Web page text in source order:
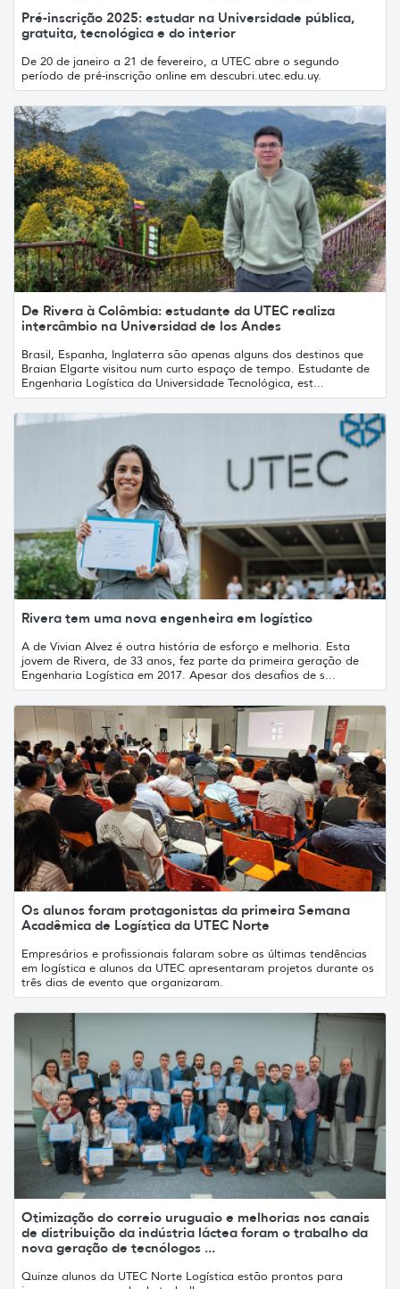
Pré-inscrição 2025: estudar na Universidade pública,
gratuita, tecnológica e do interior
De 20 de janeiro a 21 de fevereiro, a UTEC abre o segundo
período de pré-inscrição online em descubri.utec.edu.uy.
De Rivera à Colômbia: estudante da UTEC realiza
intercâmbio na Universidad de los Andes
Brasil, Espanha, Inglaterra são apenas alguns dos destinos que
Braian Elgarte visitou num curto espaço de tempo. Estudante de
Engenharia Logística da Universidade Tecnológica, est...
Rivera tem uma nova engenheira em logístico
A de Vivian Alvez é outra história de esforço e melhoria. Esta
jovem de Rivera, de 33 anos, fez parte da primeira geração de
Engenharia Logística em 2017. Apesar dos desafios de s...
Os alunos foram protagonistas da primeira Semana
Acadêmica de Logística da UTEC Norte
Empresários e profissionais falaram sobre as últimas tendências
em logística e alunos da UTEC apresentaram projetos durante os
três dias de evento que organizaram.
Otimização do correio uruguaio e melhorias nos canais
de distribuição da indústria láctea foram o trabalho da
nova geração de tecnólogos ...
Quinze alunos da UTEC Norte Logística estão prontos para